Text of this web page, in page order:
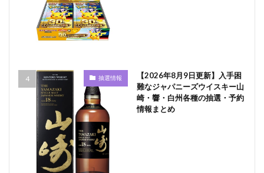
抽選情報
【2026年8月9日更新】入手困
難なジャパニーズウイスキー山
崎・響・白州各種の抽選・予約
情報まとめ